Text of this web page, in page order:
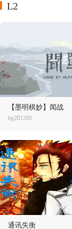
L2
【墨明棋妙】闻战
hg201280
通讯失衡